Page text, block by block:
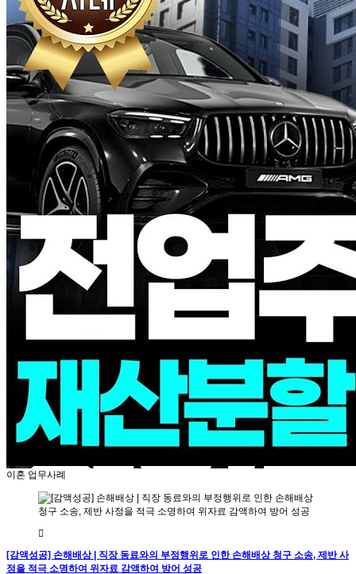
이혼 업무사례
[감액성공] 손해배상 | 직장 동료와의 부정행위로 인한 손해배상 청구 소송, 제반 사
정을 적극 소명하여 위자료 감액하여 방어 성공